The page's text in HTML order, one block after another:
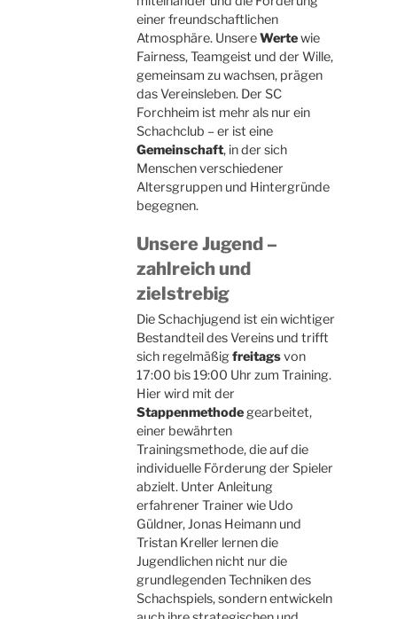
einer freundschaftlichen
Atmosphäre. UnsereWertewie
Fairness, Teamgeist und der Wille,
gemeinsam zu wachsen, prägen
das Vereinsleben. Der SC
Forchheim ist mehr als nur ein
Schachclub – er ist eine
Gemeinschaft, in der sich
Menschen verschiedener
Altersgruppen und Hintergründe
begegnen.
Unsere Jugend –
zahlreich und
zielstrebig
Die Schachjugend ist ein wichtiger
Bestandteil des Vereins und trifft
sich regelmäßigfreitagsvon
17:00 bis 19:00 Uhr zum Training.
Hier wird mit der
Stappenmethodegearbeitet,
einer bewährten
Trainingsmethode, die auf die
individuelle Förderung der Spieler
abzielt. Unter Anleitung
erfahrener Trainer wie Udo
Güldner, Jonas Heimann und
Tristan Kreller lernen die
Jugendlichen nicht nur die
grundlegenden Techniken des
Schachspiels, sondern entwickeln